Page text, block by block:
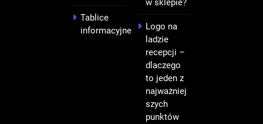
Tablice
informacyjne
w sklepie?
Logo na
ladzie
recepcji –
dlaczego
to jeden z
najważniej
szych
punktów